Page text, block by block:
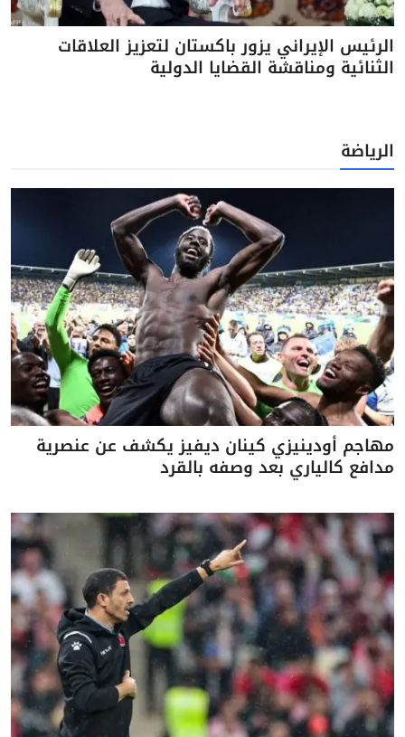
الرئيس الإيراني يزور باكستان لتعزيز العلاقات
الثنائية ومناقشة القضايا الدولية
الرياضة
مهاجم أودينيزي كينان ديفيز يكشف عن عنصرية
مدافع كالياري بعد وصفه بالقرد